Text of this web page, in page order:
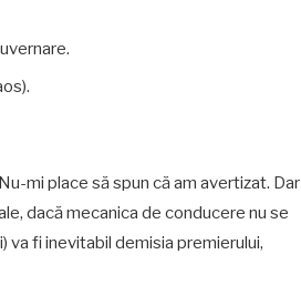
mi place să spun că am avertizat. Dar
dacă mecanica de conducere nu se
va fi inevitabil demisia premierului,